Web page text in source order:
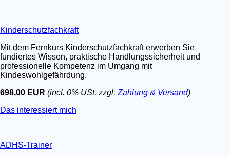
Kinderschutzfachkraft
Mit dem Fernkurs Kinderschutzfachkraft erwerben Sie
fundiertes Wissen, praktische Handlungssicherheit und
professionelle Kompetenz im Umgang mit
Kindeswohlgefährdung.
698,00 EUR (incl. 0% USt. zzgl. Zahlung & Versand)
Das interessiert mich
ADHS-Trainer